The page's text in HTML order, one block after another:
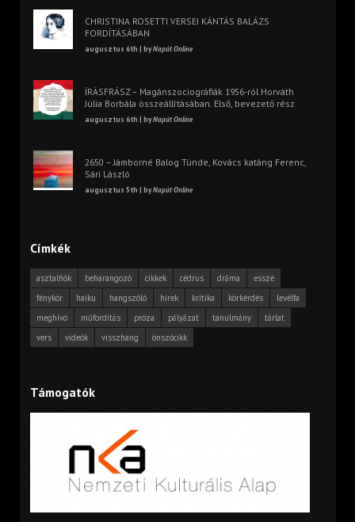
CHRISTINA ROSETTI VERSEI KÁNTÁS BALÁZS
FORDÍTÁSÁBAN
augusztus 6th | byNapút Online
ÍRÁSFRÁSZ – Magánszociográfiák 1956-ról Horváth
Júlia Borbála összeállításában. Első, bevezető rész
augusztus 6th | byNapút Online
2650 – Jámborné Balog Tünde, Kovács katáng Ferenc,
Sári László
augusztus 5th | byNapút Online
Címkék
asztalfiók beharangozó cikkek cédrus dráma
esszé
fénykör
haiku hangszóló hírek kritika körkérdés
levélfa
meghívó
műfordítás próza pályázat tanulmány
tárlat
vers
videók visszhang önszócikk
Támogatók